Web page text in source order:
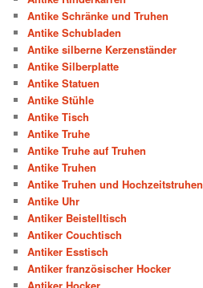
Antike Schränke und Truhen
Antike Schubladen
Antike silberne Kerzenständer
Antike Silberplatte
Antike Statuen
Antike Stühle
Antike Tisch
Antike Truhe
Antike Truhe auf Truhen
Antike Truhen
Antike Truhen und Hochzeitstruhen
Antike Uhr
Antiker Beistelltisch
Antiker Couchtisch
Antiker Esstisch
Antiker französischer Hocker